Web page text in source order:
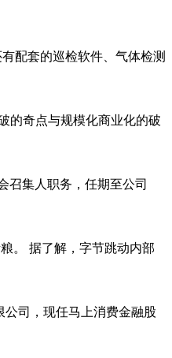
配套的巡检软件、气体检测
的奇点与规模化商业化的破
召集人职务，任期至公司
。 据了解，字节跳动内部
司，现任马上消费金融股